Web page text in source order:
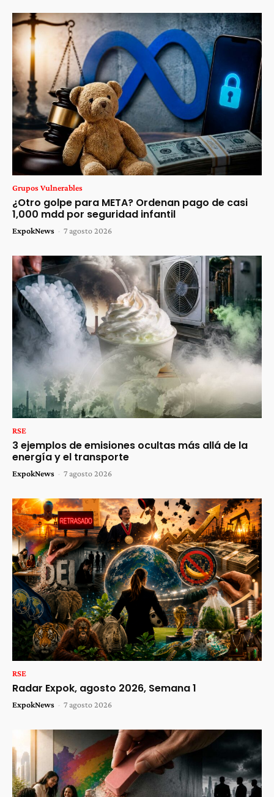
Grupos Vulnerables
¿Otro golpe para META? Ordenan pago de casi
1,000 mdd por seguridad infantil
ExpokNews - 7 agosto 2026
RSE
3 ejemplos de emisiones ocultas más allá de la
energía y el transporte
ExpokNews - 7 agosto 2026
RSE
Radar Expok, agosto 2026, Semana 1
ExpokNews - 7 agosto 2026